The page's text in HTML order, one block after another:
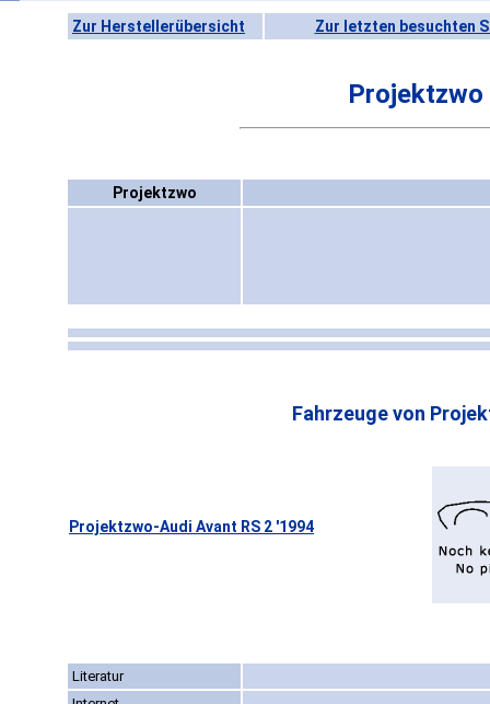
Zur Herstellerübersicht Zur letzten besuchten
Projektzwo
Projektzwo
Fahrzeuge von
Projektzwo-Audi Avant RS 2 '1994
Literatur